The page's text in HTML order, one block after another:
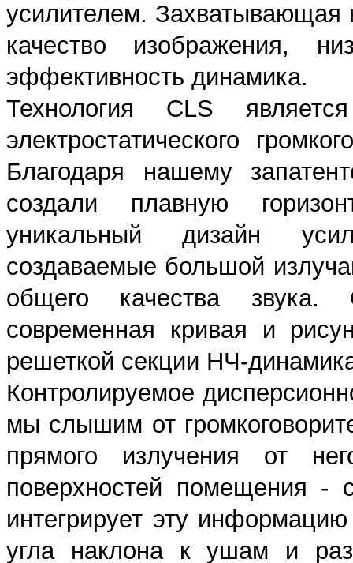
усилителем. Захватывающая
качество изображения,
эффективность динамика.
Технология CLS
электростатического
Благодаря нашему
создали плавную
уникальный дизайн
создаваемые большой
общего качества звука.
современная кривая и
решеткой секции НЧ-
Контролируемое
мы слышим от
прямого излучения от
поверхностей помещения -
интегрирует эту
угла наклона к ушам и